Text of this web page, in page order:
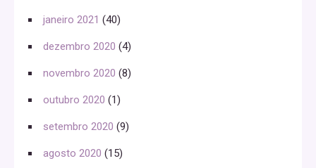
janeiro 2021 (40)
dezembro 2020 (4)
novembro 2020 (8)
outubro 2020 (1)
setembro 2020 (9)
agosto 2020 (15)